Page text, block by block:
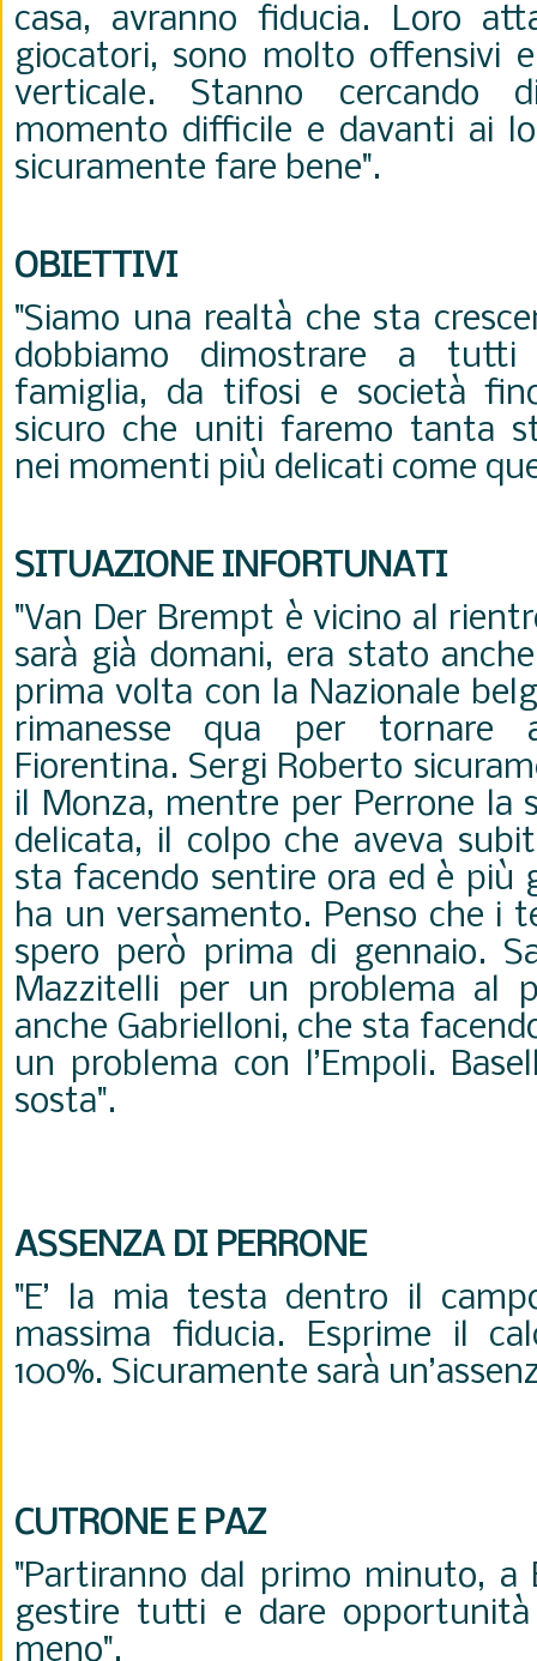
casa, avranno fiducia. Loro
giocatori, sono molto offensivi
verticale. Stanno cercando
momento difficile e davanti ai
sicuramente fare bene".
OBIETTIVI
"Siamo una realtà che sta
dobbiamo dimostrare a
famiglia, da tifosi e società
sicuro che uniti faremo tanta
nei momenti più delicati come
SITUAZIONE INFORTUNATI
"Van Der Brempt è vicino al
sarà già domani, era stato
prima volta con la Nazionale
rimanesse qua per tornare
Fiorentina. Sergi Roberto
il Monza, mentre per Perrone la
delicata, il colpo che aveva
sta facendo sentire ora ed è più
ha un versamento. Penso che i
spero però prima di gennaio.
Mazzitelli per un problema al
anche Gabrielloni, che sta
un problema con l’Empoli.
sosta".
ASSENZA DI PERRONE
"E’ la mia testa dentro il
massima fiducia. Esprime il
100%. Sicuramente sarà
CUTRONE E PAZ
"Partiranno dal primo minuto, a
gestire tutti e dare
meno".